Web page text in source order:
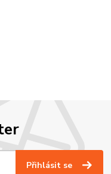
Přihlásit se